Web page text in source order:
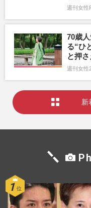
週刊女性
70歳
る“ひ
と押
週刊女性
新